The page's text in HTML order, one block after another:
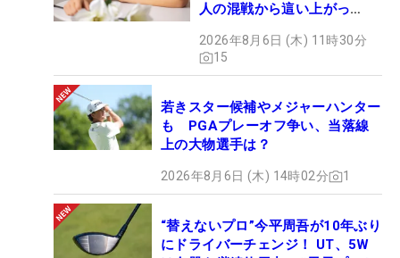
人の混戦から這い上がっ
2026年8月6日 (木) 11時30分
15
若きスター候補やメジャーハンター
も PGAプレーオフ争い、当落線
上の大物選手は？
2026年8月6日 (木) 14時02分 1
“替えないプロ”今平周吾が10年ぶり
にドライバーチェンジ！ UT、5W